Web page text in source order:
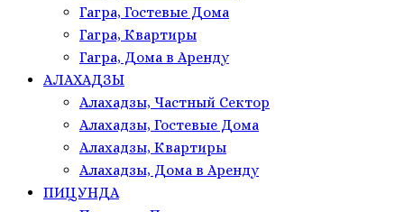
Гагра, Гостевые Дома
Гагра, Квартиры
Гагра, Дома в Аренду
АЛАХАДЗЫ
Алахадзы, Частный Сектор
Алахадзы, Гостевые Дома
Алахадзы, Квартиры
Алахадзы, Дома в Аренду
ПИЦУНДА